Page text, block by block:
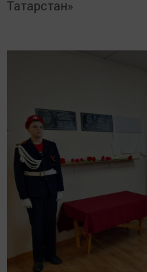
Татарстан»